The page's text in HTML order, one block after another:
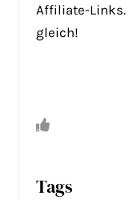
Affiliate-Links.
gleich!
Tags